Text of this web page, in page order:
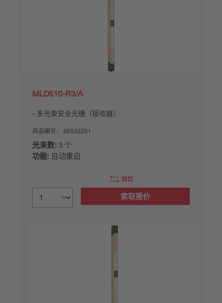
MLD510-R3/A
多光束安全光栅（接收器）
商品编号： 66533201
光束数: 3 个
功能: 自动重启
对比
索取报价